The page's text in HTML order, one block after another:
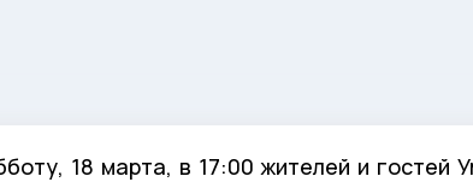
18 марта, в 17:00 жителей и гостей